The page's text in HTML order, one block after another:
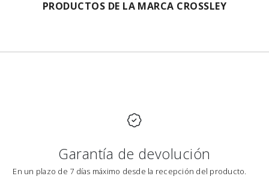
PRODUCTOS DE LA MARCA CROSSLEY
Garantía de devolución
En un plazo de 7 días máximo desde la recepción del producto.